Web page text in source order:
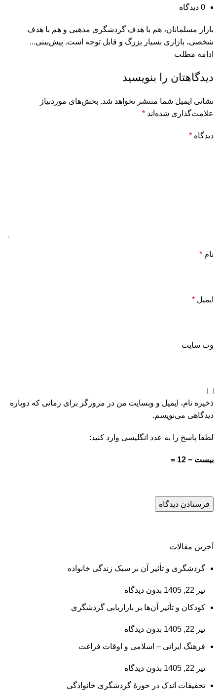
0 دیدگاه
بازار مسلمانان، هم با هدف گردشگری مذهبی و هم با هدف
شخصی، بازاری بسیار بزرگ و قابل توجه است. پیش‌بینی...
ادامه مطلب
دیدگاهتان را بنویسید
نشانی ایمیل شما منتشر نخواهد شد. بخش‌های موردنیاز
علامت‌گذاری شده‌اند *
دیدگاه *
نام *
ایمیل *
وب‌ سایت
ذخیره نام، ایمیل و وبسایت من در مرورگر برای زمانی که دوباره
دیدگاهی می‌نویسم.
لطفا پاسخ را به عدد انگلیسی وارد کنید:
بیست − 12 =
آخرین مقالات
گردشگری و تأثیر آن بر سبک زندگی خانواده
تیر 22, 1405 بدون دیدگاه
کودکان و تأثیر آن‌ها بر بازاریابی گردشگری
تیر 22, 1405 بدون دیدگاه
فرهنگ ایرانی – اسلامی و اوقات فراغت
تیر 22, 1405 بدون دیدگاه
تحقیقات اندک در حوزۀ گردشگری خانوادگی